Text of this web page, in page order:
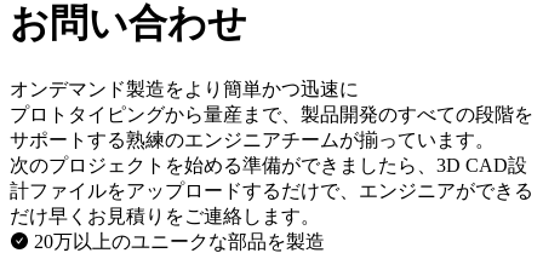
お問い合わせ
オンデマンド製造をより簡単かつ迅速に
プロトタイピングから量産まで、製品開発のすべての段階を
サポートする熟練のエンジニアチームが揃っています。
次のプロジェクトを始める準備ができましたら、3D CAD設
計ファイルをアップロードするだけで、エンジニアができる
だけ早くお見積りをご連絡します。
20万以上のユニークな部品を製造